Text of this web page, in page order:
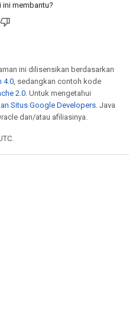
membantu?
ini dilisensikan berdasarkan
4.0, sedangkan contoh kode
2.0. Untuk mengetahui
Situs Google Developers. Java
dan/atau afiliasinya.